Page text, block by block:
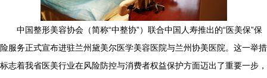
中国整形美容协会（简称“中整协”）联合中国人寿推出的“医美保”保
险服务正式宣布进驻兰州黛美尔医学美容医院与兰州协美医院。这一举措
标志着我省医美行业在风险防控与消费者权益保护方面迈出了重要一步，